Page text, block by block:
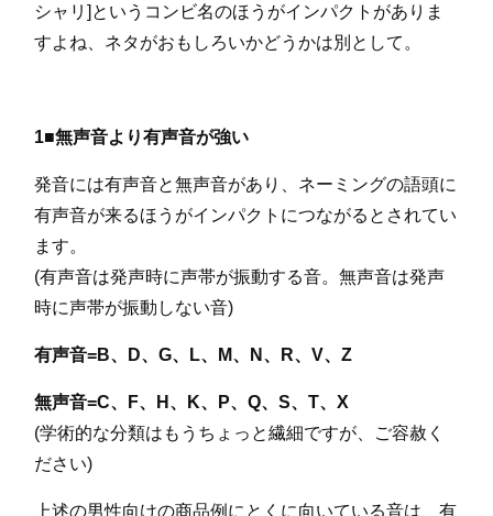
シャリ]というコンビ名のほうがインパクトがありま
すよね、ネタがおもしろいかどうかは別として。
1■無声音より有声音が強い
発音には有声音と無声音があり、ネーミングの語頭に
有声音が来るほうがインパクトにつながるとされてい
ます。
(有声音は発声時に声帯が振動する音。無声音は発声
時に声帯が振動しない音)
有声音=B、D、G、L、M、N、R、V、Z
無声音=C、F、H、K、P、Q、S、T、X
(学術的な分類はもうちょっと繊細ですが、ご容赦く
ださい)
上述の男性向けの商品例にとくに向いている音は、有